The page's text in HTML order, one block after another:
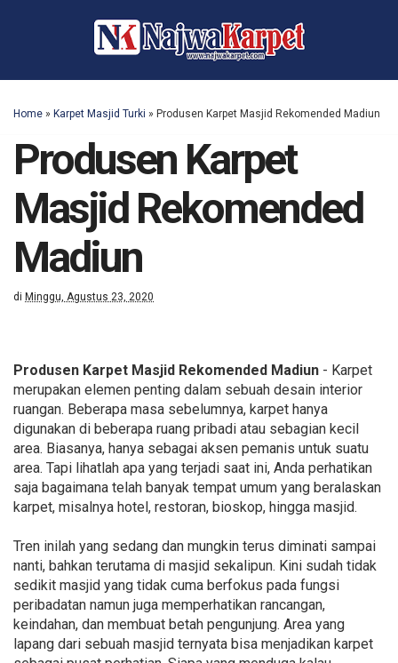
Home » Karpet Masjid Turki » Produsen Karpet Masjid Rekomended Madiun
Produsen Karpet
Masjid Rekomended
Madiun
di Minggu, Agustus 23, 2020
Produsen Karpet Masjid Rekomended Madiun - Karpet
merupakan elemen penting dalam sebuah desain interior
ruangan. Beberapa masa sebelumnya, karpet hanya
digunakan di beberapa ruang pribadi atau sebagian kecil
area. Biasanya, hanya sebagai aksen pemanis untuk suatu
area. Tapi lihatlah apa yang terjadi saat ini, Anda perhatikan
saja bagaimana telah banyak tempat umum yang beralaskan
karpet, misalnya hotel, restoran, bioskop, hingga masjid.
Tren inilah yang sedang dan mungkin terus diminati sampai
nanti, bahkan terutama di masjid sekalipun. Kini sudah tidak
sedikit masjid yang tidak cuma berfokus pada fungsi
peribadatan namun juga memperhatikan rancangan,
keindahan, dan membuat betah pengunjung. Area yang
lapang dari sebuah masjid ternyata bisa menjadikan karpet